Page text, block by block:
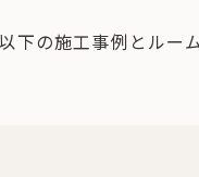
下の施工事例とルー